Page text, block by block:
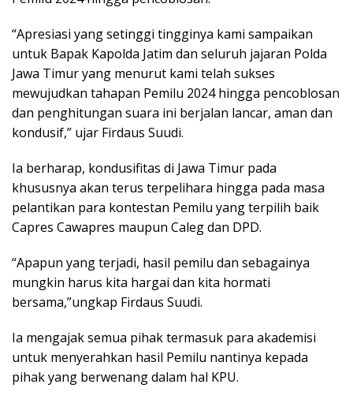
“Apresiasi yang setinggi tingginya kami sampaikan
untuk Bapak Kapolda Jatim dan seluruh jajaran Polda
Jawa Timur yang menurut kami telah sukses
mewujudkan tahapan Pemilu 2024 hingga pencoblosan
dan penghitungan suara ini berjalan lancar, aman dan
kondusif,” ujar Firdaus Suudi.
Ia berharap, kondusifitas di Jawa Timur pada
khususnya akan terus terpelihara hingga pada masa
pelantikan para kontestan Pemilu yang terpilih baik
Capres Cawapres maupun Caleg dan DPD.
“Apapun yang terjadi, hasil pemilu dan sebagainya
mungkin harus kita hargai dan kita hormati
bersama,”ungkap Firdaus Suudi.
Ia mengajak semua pihak termasuk para akademisi
untuk menyerahkan hasil Pemilu nantinya kepada
pihak yang berwenang dalam hal KPU.